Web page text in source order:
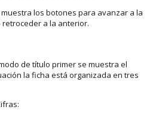
los botones para avanzar a la
a la anterior.
de título primer se muestra el
la ficha está organizada en tres